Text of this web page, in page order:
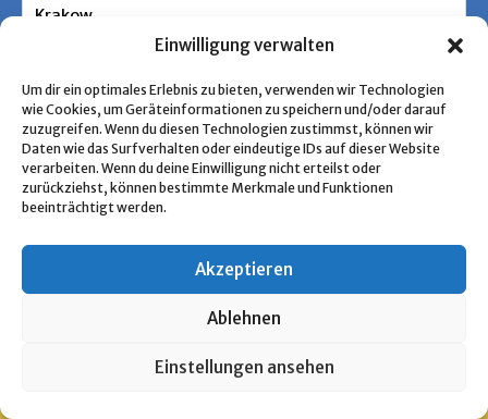
Einwilligung verwalten
Um dir ein optimales Erlebnis zu bieten, verwenden wir Technologien
wie Cookies, um Geräteinformationen zu speichern und/oder darauf
zuzugreifen. Wenn du diesen Technologien zustimmst, können wir
Daten wie das Surfverhalten oder eindeutige IDs auf dieser Website
verarbeiten. Wenn du deine Einwilligung nicht erteilst oder
zurückziehst, können bestimmte Merkmale und Funktionen
beeinträchtigt werden.
Akzeptieren
Ablehnen
Einstellungen ansehen
Krakow
Schlagworte
Polnische Pfadfinderschaft
« Zurück zur Übersicht
Copyright © 2026 Pfadfinden Archiv